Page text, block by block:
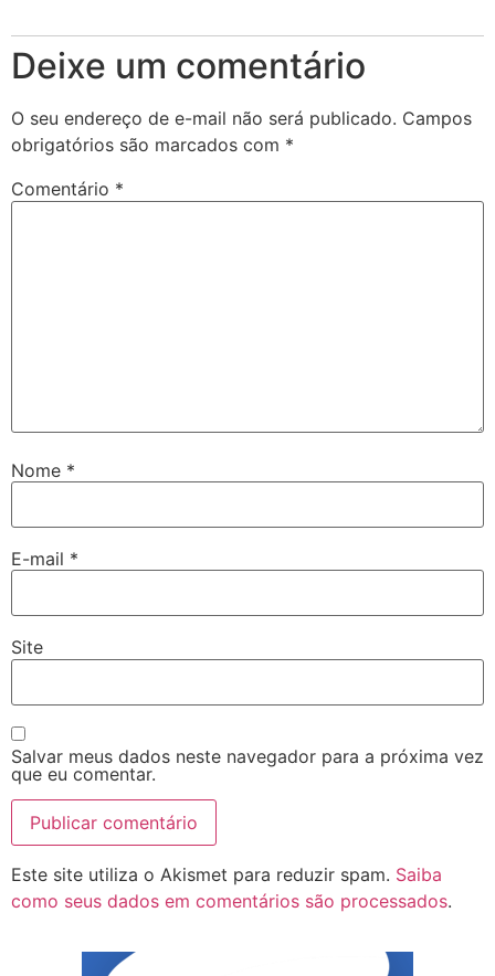
Deixe um comentário
O seu endereço de e-mail não será publicado. Campos
obrigatórios são marcados com *
Comentário *
Nome *
E-mail *
Site
Salvar meus dados neste navegador para a próxima vez
que eu comentar.
Este site utiliza o Akismet para reduzir spam. Saiba
como seus dados em comentários são processados.